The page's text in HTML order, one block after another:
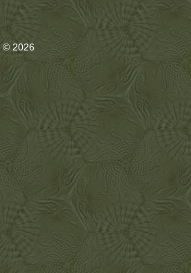
© 2026